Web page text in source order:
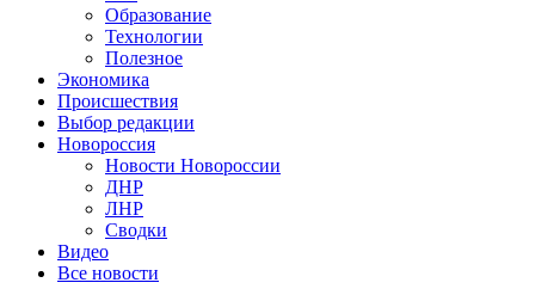
Образование
Технологии
Полезное
Экономика
Происшествия
Выбор редакции
Новороссия
Новости Новороссии
ДНР
ЛНР
Сводки
Видео
Все новости